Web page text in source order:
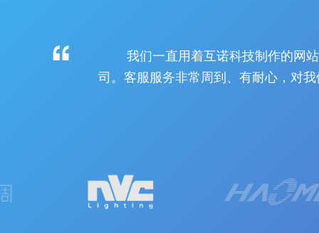
我们一直用着互诺科技制作的网站
司。客服服务非常周到、有耐心，对